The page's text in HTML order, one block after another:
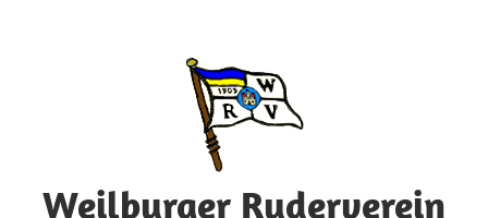
Weilburger Ruderverein